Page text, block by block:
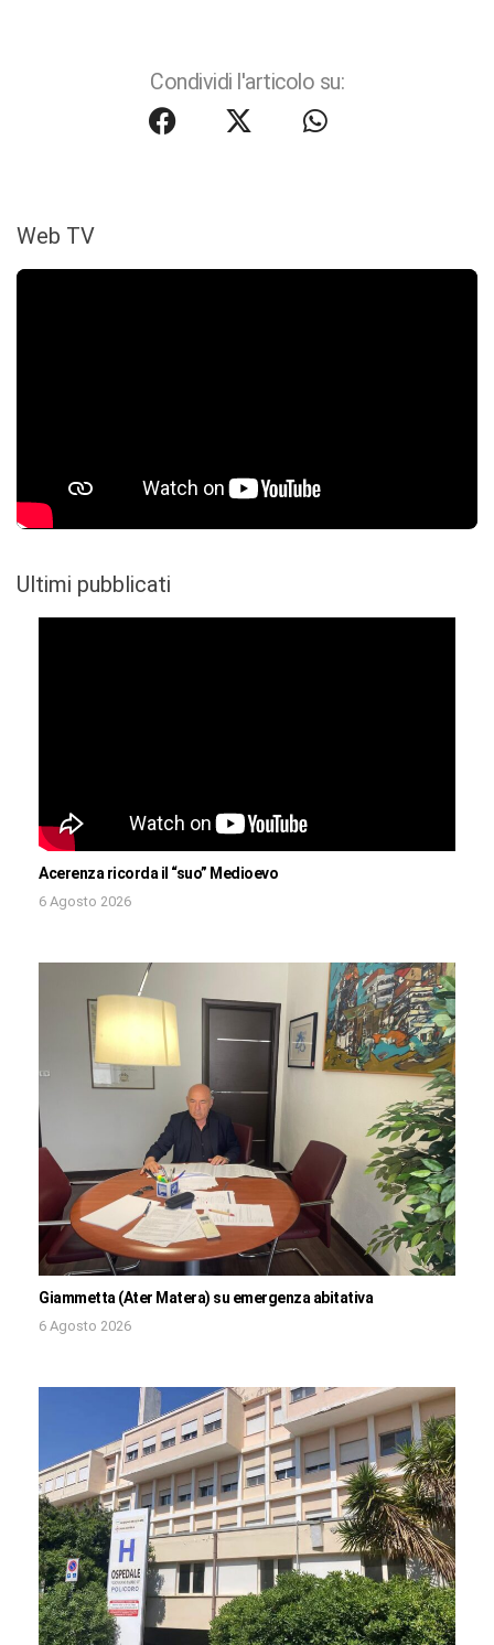
Condividi l'articolo su:
Web TV
Ultimi pubblicati
Acerenza ricorda il “suo” Medioevo
6 Agosto 2026
Giammetta (Ater Matera) su emergenza abitativa
6 Agosto 2026